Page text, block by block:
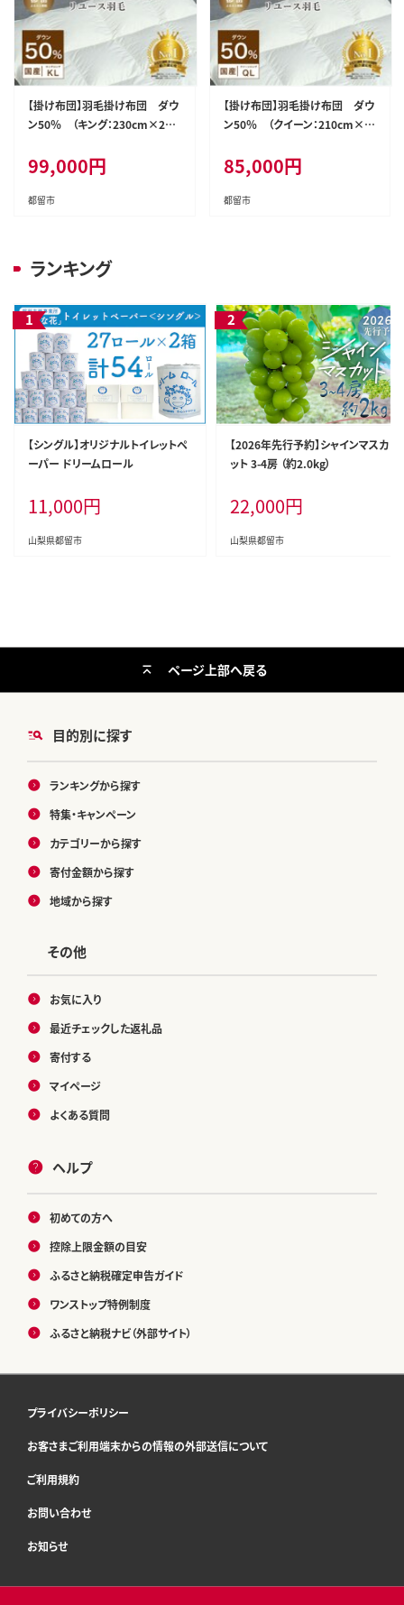
【掛け布団】羽毛掛け布団 ダウ
ン50％ （キング：230cm×210
｜ 羽毛 ダウン
99,000円
都留市
【掛け布団】羽毛掛け布団 ダウ
ン50％ （クイーン：210cm×2
Ｘ】 ｜ 羽毛 ダウン
85,000円
都留市
ランキング
【シングル】オリジナルトイレットペ
ーパー ドリームロール
11,000円
山梨県都留市
【2026年先行予約】シャインマスカ
ット 3-4房 （約2.0kg）
22,000円
山梨県都留市
目的別に探す
ランキングから探す
特集・キャンペーン
カテゴリーから探す
寄付金額から探す
地域から探す
その他
お気に入り
最近チェックした返礼品
寄付する
マイページ
よくある質問
ヘルプ
初めての方へ
控除上限金額の目安
ふるさと納税確定申告ガイド
ワンストップ特例制度
ふるさと納税ナビ（外部サイト）
ページ上部へ戻る
プライバシーポリシー
お客さまご利用端末からの情報の外部送信について
ご利用規約
お問い合わせ
お知らせ